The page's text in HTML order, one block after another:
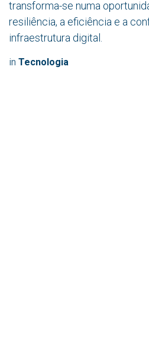
transforma-se numa
resiliência, a eficiência e a
infraestrutura digital.
in Tecnologia